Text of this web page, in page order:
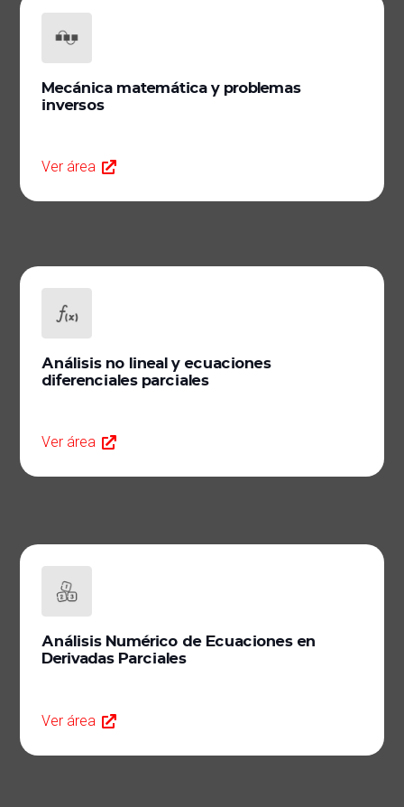
Mecánica matemática y problemas
inversos
Ver área
Análisis no lineal y ecuaciones
diferenciales parciales
Ver área
Análisis Numérico de Ecuaciones en
Derivadas Parciales
Ver área